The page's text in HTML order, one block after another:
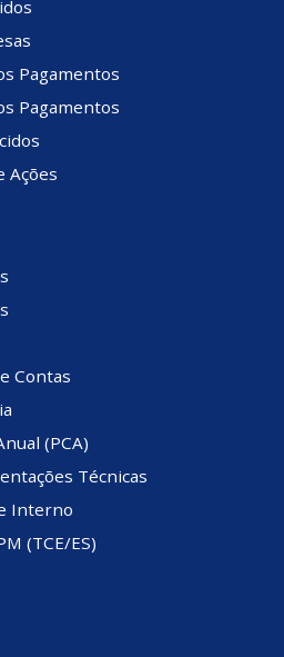
Pagamentos
Pagamentos
Ações
Contas
(PCA)
Técnicas
Interno
(TCE/ES)